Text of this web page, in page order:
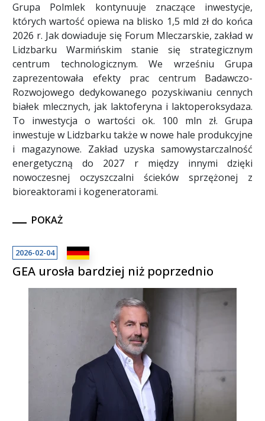
Grupa Polmlek kontynuuje znaczące inwestycje,
których wartość opiewa na blisko 1,5 mld zł do końca
2026 r. Jak dowiaduje się Forum Mleczarskie, zakład w
Lidzbarku Warmińskim stanie się strategicznym
centrum technologicznym. We wrześniu Grupa
zaprezentowała efekty prac centrum Badawczo-
Rozwojowego dedykowanego pozyskiwaniu cennych
białek mlecznych, jak laktoferyna i laktoperoksydaza.
To inwestycja o wartości ok. 100 mln zł. Grupa
inwestuje w Lidzbarku także w nowe hale produkcyjne
i magazynowe. Zakład uzyska samowystarczalność
energetyczną do 2027 r między innymi dzięki
nowoczesnej oczyszczalni ścieków sprzężonej z
bioreaktorami i kogeneratorami.
POKAŻ
2026-02-04
GEA urosła bardziej niż poprzednio